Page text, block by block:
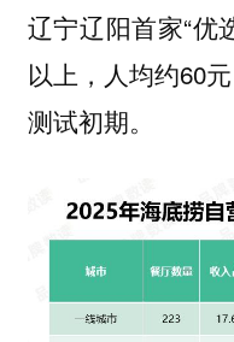
辽宁辽阳首家“优
以上，人均约60
测试初期。